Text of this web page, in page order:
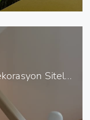
Abdullah Usta Mobilya Dekorasyon Sitelerde Mobilya Dekorasyon